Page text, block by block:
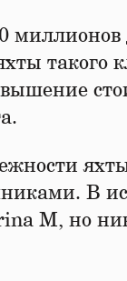
такого
В
M, но